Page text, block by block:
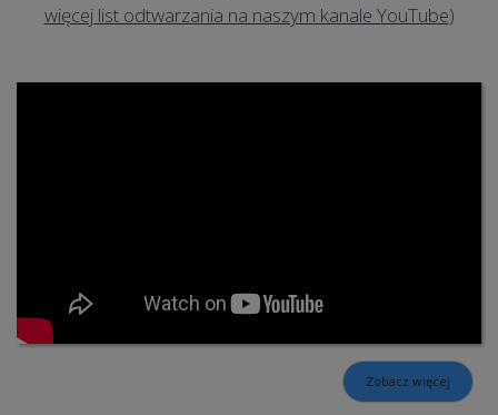
więcej list odtwarzania na naszym kanale YouTube)
Zobacz więcej